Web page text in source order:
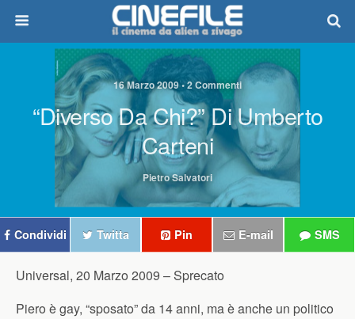
16 Marzo 2009 • 2 Commenti
“Diverso Da Chi?” Di Umberto
Carteni
Pietro Salvatori
Condividi Twitta Pin E-mail SMS
Universal, 20 Marzo 2009 – Sprecato
Piero è gay, “sposato” da 14 anni, ma è anche un politico